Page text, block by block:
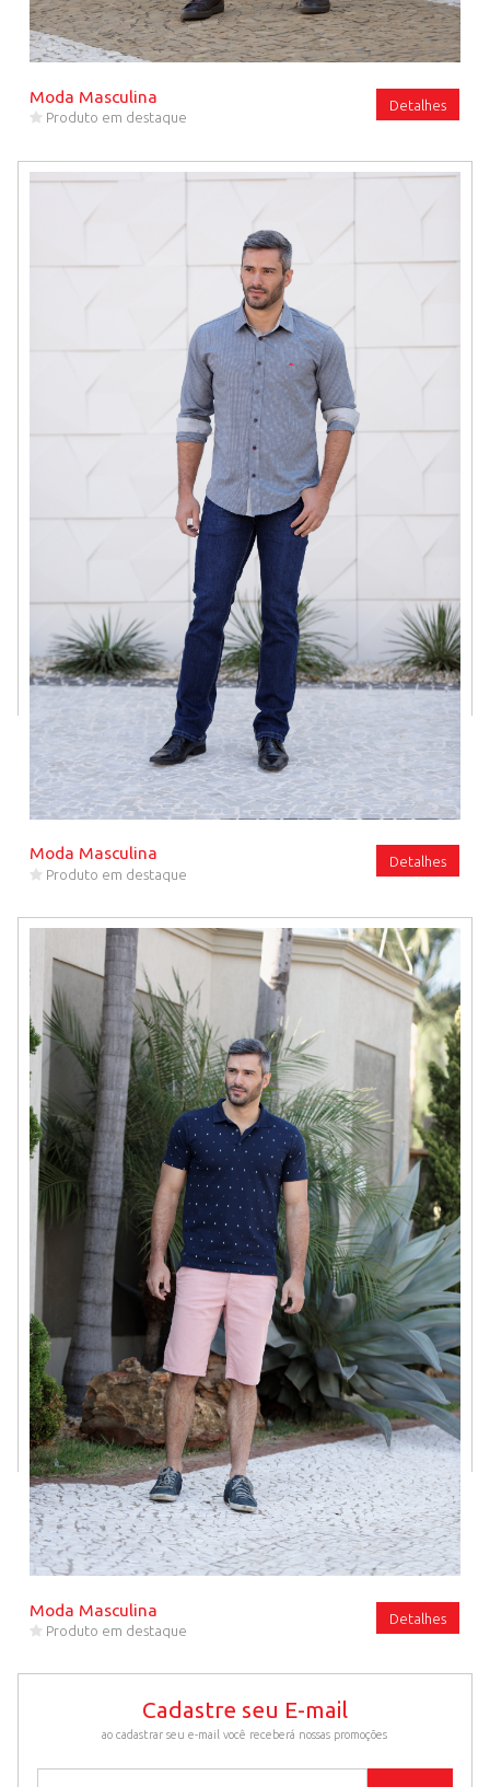
Moda Masculina
Produto em destaque
Detalhes
Moda Masculina
Produto em destaque
Detalhes
Moda Masculina
Produto em destaque
Detalhes
Cadastre seu E-mail
ao cadastrar seu e-mail você receberá nossas promoções